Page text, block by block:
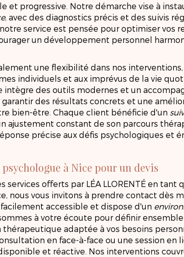
et progressive. Notre démarche vise à
, avec des diagnostics précis et des suivis
service est pensée pour optimiser vos
un développement personnel
une flexibilité dans nos interventions,
individuels et aux imprévus de la vie
intègre des outils modernes et un
des résultats concrets et une
bien-être. Chaque client bénéficie d'un
ajustement constant de son parcours
précise aux défis psychologiques et
à Nice pour un devis
services offerts par LÉA LLORENTÉ en tant
nous vous invitons à prendre contact dès
accessible et dispose d'un
à votre écoute pour définir
adaptée à vos besoins
en face-à-face ou une session en
et réactive. Nos interventions